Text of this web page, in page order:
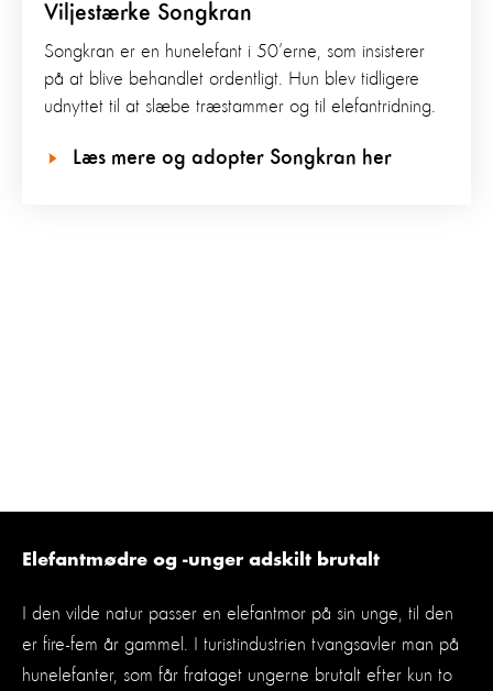
Viljestærke Songkran
Songkran er en hunelefant i 50’erne, som insisterer
på at blive behandlet ordentligt. Hun blev tidligere
udnyttet til at slæbe træstammer og til elefantridning.
Læs mere og adopter Songkran her
Elefantmødre og -unger adskilt brutalt
I den vilde natur passer en elefantmor på sin unge, til den
er fire-fem år gammel. I turistindustrien tvangsavler man på
hunelefanter, som får frataget ungerne brutalt efter kun to